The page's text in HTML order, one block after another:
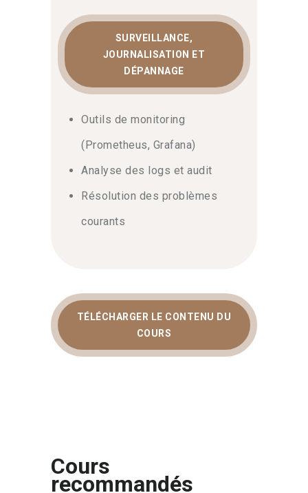
SURVEILLANCE,
JOURNALISATION ET
DÉPANNAGE
Outils de monitoring
(Prometheus, Grafana)
Analyse des logs et audit
Résolution des problèmes
courants
TÉLÉCHARGER LE CONTENU DU
COURS
Cours
recommandés